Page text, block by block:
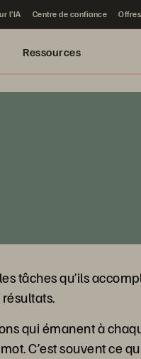
l’IA Centre de confiance
Ressources
tâches qu’ils
qui émanent à
C’est souvent ce